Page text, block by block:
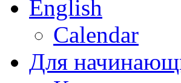
English
Calendar
Для